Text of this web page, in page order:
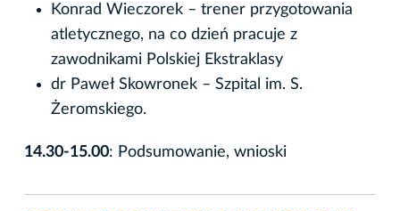
Konrad Wieczorek – trener przygotowania
atletycznego, na co dzień pracuje z
zawodnikami Polskiej Ekstraklasy
dr Paweł Skowronek – Szpital im. S.
Żeromskiego.
14.30-15.00: Podsumowanie, wnioski